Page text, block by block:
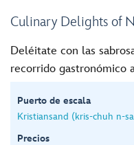
Culinary Delights of
Deléitate con las
recorrido gastronómico
Puerto de escala
Kristiansand (kris-chuh n-
Precios